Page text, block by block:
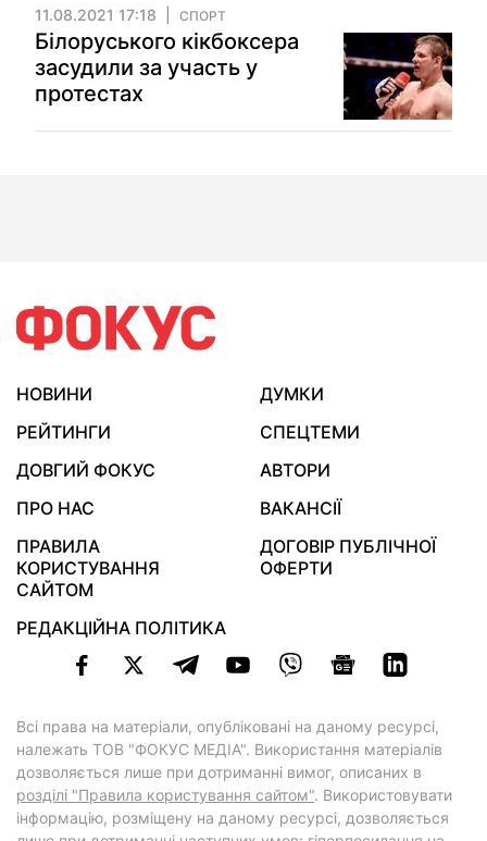
11.08.2021 17:18 СПОРТ
Білоруського кікбоксера
засудили за участь у
протестах
НОВИНИ
ДУМКИ
РЕЙТИНГИ
СПЕЦТЕМИ
ДОВГИЙ ФОКУС
АВТОРИ
ПРО НАС
ВАКАНСІЇ
ПРАВИЛА
КОРИСТУВАННЯ
САЙТОМ
ДОГОВІР ПУБЛІЧНОЇ
ОФЕРТИ
РЕДАКЦІЙНА ПОЛІТИКА
Всі права на матеріали, опубліковані на даному ресурсі,
належать ТОВ "ФОКУС МЕДІА". Використання матеріалів
дозволяється лише при дотриманні вимог, описаних в
розділі "Правила користування сайтом". Використовувати
інформацію, розміщену на даному ресурсі, дозволяється